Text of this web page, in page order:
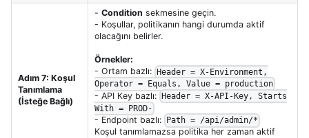
Adım 7: Koşul
Tanımlama
(İsteğe Bağlı)
- Condition sekmesine geçin.
- Koşullar, politikanın hangi durumda aktif
olacağını belirler.
Örnekler:
- Ortam bazlı:
Header = X-Environment,
Operator = Equals, Value = production
- API Key bazlı:
Header = X-API-Key, Starts
With = PROD-
- Endpoint bazlı: Path = /api/admin/*
Koşul tanımlamazsa politika her zaman aktif